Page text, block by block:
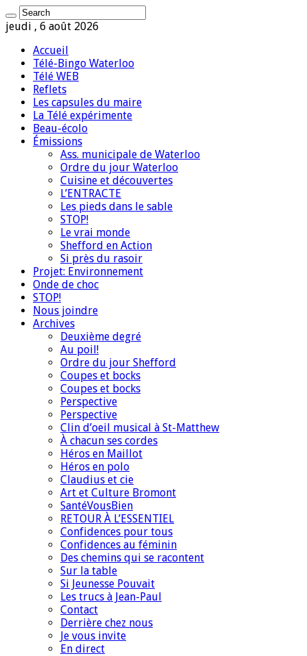
jeudi , 6 août 2026
Accueil
Télé-Bingo Waterloo
Télé WEB
Reflets
Les capsules du maire
La Télé expérimente
Beau-écolo
Émissions
Ass. municipale de Waterloo
Ordre du jour Waterloo
Cuisine et découvertes
L’ENTRACTE
Les pieds dans le sable
STOP!
Le vrai monde
Shefford en Action
Si près du rasoir
Projet: Environnement
Onde de choc
STOP!
Nous joindre
Archives
Deuxième degré
Au poil!
Ordre du jour Shefford
Coupes et bocks
Coupes et bocks
Perspective
Perspective
Clin d’oeil musical à St-Matthew
À chacun ses cordes
Héros en Maillot
Héros en polo
Claudius et cie
Art et Culture Bromont
SantéVousBien
RETOUR À L’ESSENTIEL
Confidences pour tous
Confidences au féminin
Des chemins qui se racontent
Sur la table
Si Jeunesse Pouvait
Les trucs à Jean-Paul
Contact
Derrière chez nous
Je vous invite
En direct